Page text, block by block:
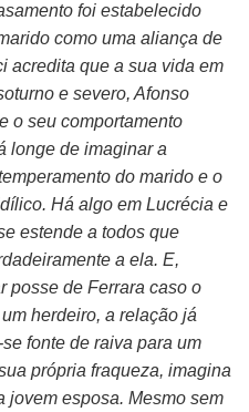
foi estabelecido
como uma aliança de
acredita que a sua vida em
e severo, Afonso
o seu comportamento
longe de imaginar a
do marido e o
Há algo em Lucrécia e
estende a todos que
a ela. E,
posse de Ferrara caso o
herdeiro, a relação já
fonte de raiva para um
própria fraqueza, imagina
jovem esposa. Mesmo sem